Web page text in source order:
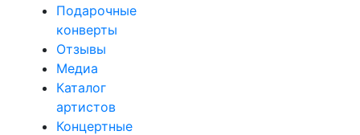
Подарочные
конверты
Отзывы
Медиа
Каталог
артистов
Концертные